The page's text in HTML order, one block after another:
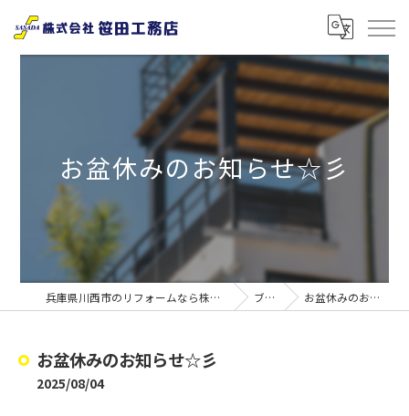
お盆休みのお知らせ☆彡
兵庫県川西市のリフォームなら株式会社笹田工務店 ブログ お盆休みのお知らせ☆彡
お盆休みのお知らせ☆彡
2025/08/04